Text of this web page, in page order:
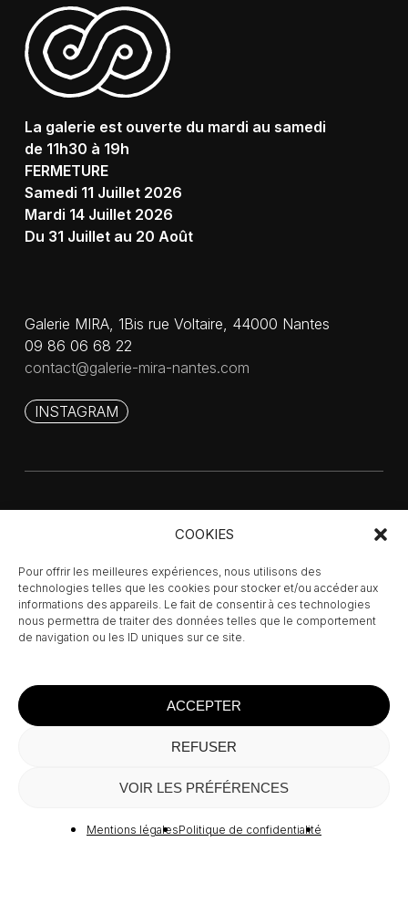
COOKIES
Pour offrir les meilleures expériences, nous utilisons des
technologies telles que les cookies pour stocker et/ou accéder aux
informations des appareils. Le fait de consentir à ces technologies
nous permettra de traiter des données telles que le comportement
de navigation ou les ID uniques sur ce site.
ACCEPTER
REFUSER
VOIR LES PRÉFÉRENCES
Mentions légalesPolitique de confidentialité
La galerie est ouverte du mardi au samedi
de 11h30 à 19h
FERMETURE
Samedi 11 Juillet 2026
Mardi 14 Juillet 2026
Du 31 Juillet au 20 Août
Galerie MIRA, 1Bis rue Voltaire, 44000 Nantes
09 86 06 68 22
contact@galerie-mira-nantes.com
INSTAGRAM
Inscrivez-vous à
l’actualité de la Galerie
MIRA